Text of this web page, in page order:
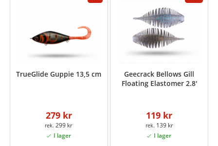
TrueGlide Guppie 13,5 cm
279 kr
299 kr
Geecrack Bellows Gill
Floating Elastomer 2.8'
119 kr
139 kr